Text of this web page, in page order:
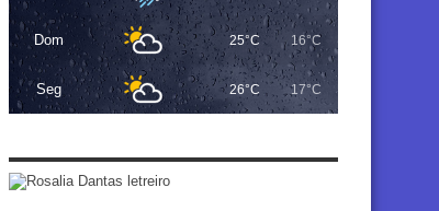
Dom 25°C 16°C
Seg 26°C 17°C